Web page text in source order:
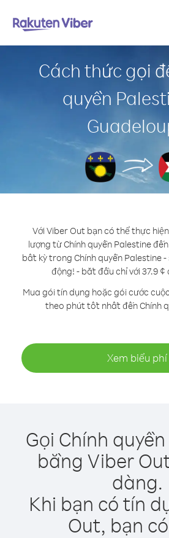
Cách thức gọi
quyền
Với Viber Out bạn có thể thực
lượng từ Chính quyền Palestine
bất kỳ trong Chính quyền Palestine
động! - bắt đầu chỉ với 37.9
Mua gói tín dụng hoặc gói cước
theo phút tốt nhất đến Chính
Xem biểu phí
Gọi Chính
bằng Viber
dàng.
Khi bạn có tín
Out, bạn